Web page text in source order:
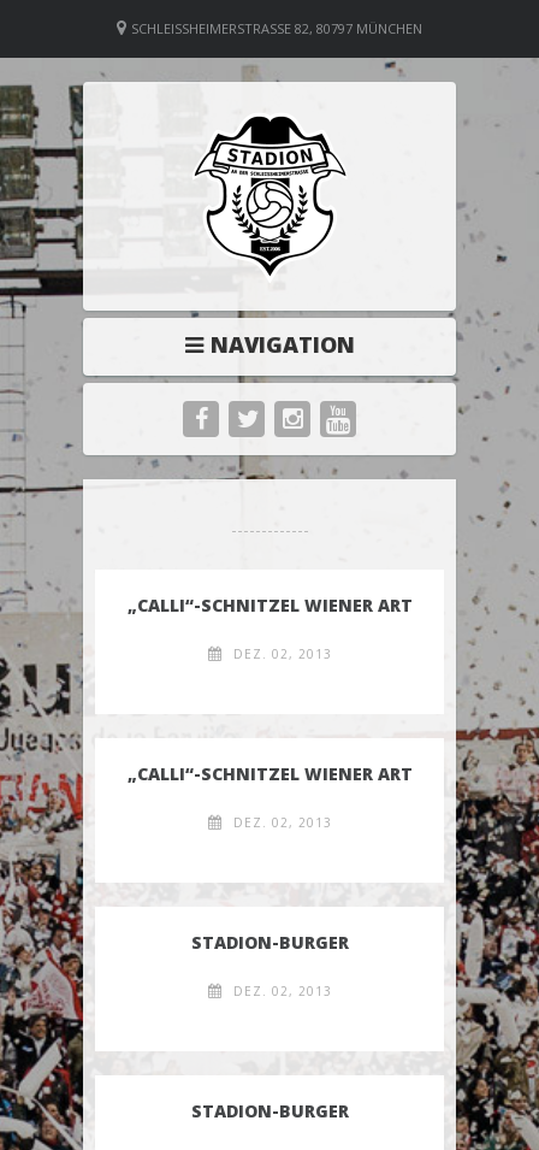
SCHLEISSHEIMERSTRASSE 82, 80797 MÜNCHEN
NAVIGATION
„CALLI“-SCHNITZEL WIENER ART
DEZ. 02, 2013
„CALLI“-SCHNITZEL WIENER ART
DEZ. 02, 2013
STADION-BURGER
DEZ. 02, 2013
STADION-BURGER